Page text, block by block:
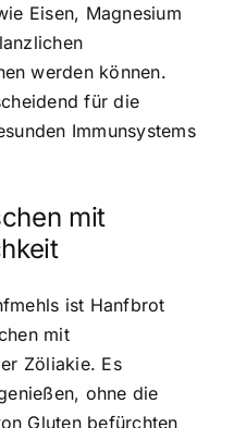
Eisen, Magnesium
werden können.
für die
Immunsystems
mit
ist Hanfbrot
mit
Zöliakie. Es
ohne die
Gluten befürchten